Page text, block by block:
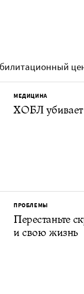
МЕДИЦИНА
ХОБЛ
ПРОБЛЕМЫ
Перестаньте
и свою жизнь